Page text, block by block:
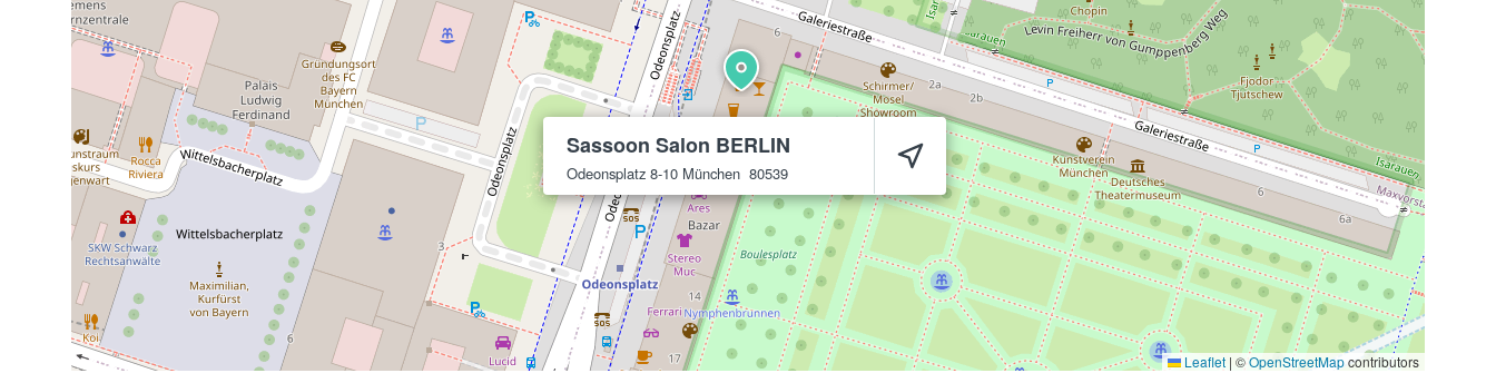
Sassoon Salon BERLIN
Odeonsplatz 8-10 München 80539
Leaflet | ©OpenStreetMapcontributors